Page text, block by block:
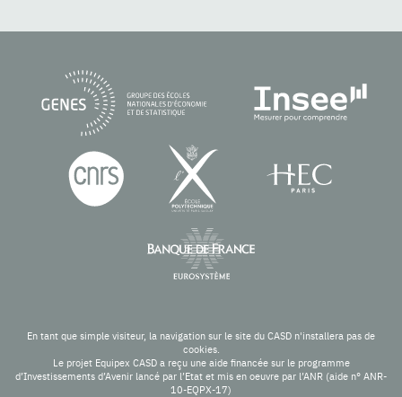
En tant que simple visiteur, la navigation sur le site du CASD n'installera pas de
cookies.
Le projet Equipex CASD a reçu une aide financée sur le programme
d’Investissements d’Avenir lancé par l’Etat et mis en oeuvre par l’ANR (aide n° ANR-
10-EQPX-17)